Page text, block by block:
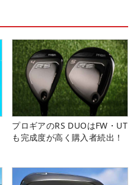
プロギアのRS DUOはFW・UT
も完成度が高く購入者続出！